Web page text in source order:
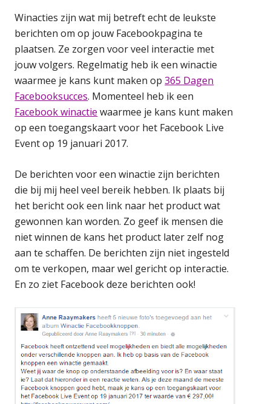
Winacties zijn wat mij betreft echt de leukste
berichten om op jouw Facebookpagina te
plaatsen. Ze zorgen voor veel interactie met
jouw volgers. Regelmatig heb ik een winactie
waarmee je kans kunt maken op365 Dagen
Facebooksucces. Momenteel heb ik een
Facebook winactie waarmee je kans kunt maken
op een toegangskaart voor het Facebook Live
Event op 19 januari 2017.
De berichten voor een winactie zijn berichten
die bij mij heel veel bereik hebben. Ik plaats bij
het bericht ook een link naar het product wat
gewonnen kan worden. Zo geef ik mensen die
niet winnen de kans het product later zelf nog
aan te schaffen. De berichten zijn niet ingesteld
om te verkopen, maar wel gericht op interactie.
En zo ziet Facebook deze berichten ook!